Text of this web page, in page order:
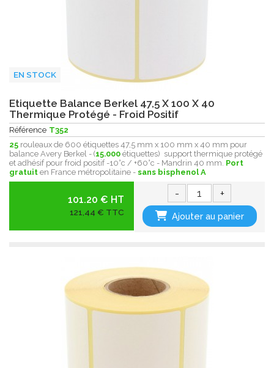
EN STOCK
Etiquette Balance Berkel 47,5 X 100 X 40
Thermique Protégé - Froid Positif
Référence T352
25 rouleaux de 600 étiquettes 47,5 mm x 100 mm x 40 mm pour
balance Avery Berkel - (15.000 étiquettes) support thermique protégé
et adhésif pour froid positif -10°c / +60°c - Mandrin 40 mm. Port
gratuit en France métropolitaine - sans bisphenol A
101.20 € HT
121,44 € TTC
- +
Ajouter au panier